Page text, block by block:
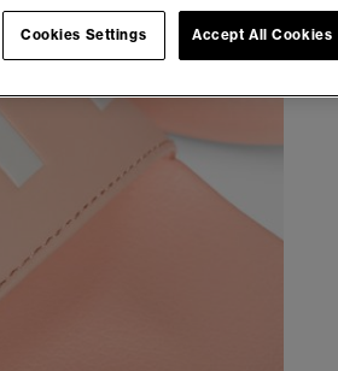
Cookies Settings Accept All Cookies